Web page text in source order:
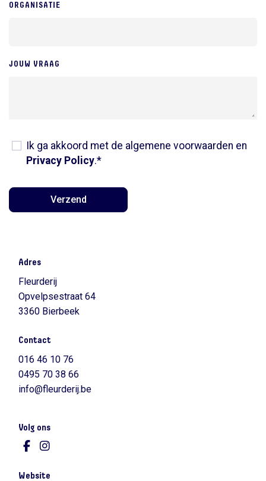
ORGANISATIE
JOUW VRAAG
Ik ga akkoord met de algemene voorwaarden en
Privacy Policy.*
Verzend
Adres
Fleurderij
Opvelpsestraat 64
3360 Bierbeek
Contact
016 46 10 76
0495 70 38 66
info@fleurderij.be
Volg ons
Website